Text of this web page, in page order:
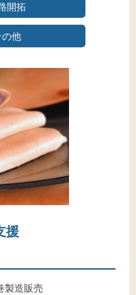
開拓
の他
援
製造販売